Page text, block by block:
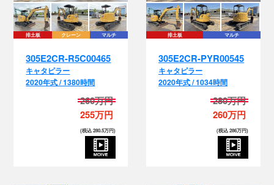
排土板 クレーン マルチ
305E2CR-R5C00465
キャタピラー
2020年式 / 1380時間
260万円
255万円
(税込 280.5万円)
排土板 マルチ
305E2CR-PYR00545
キャタピラー
2020年式 / 1034時間
280万円
260万円
(税込 286万円)